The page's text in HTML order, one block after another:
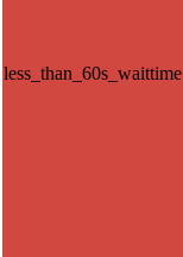
less_than_60s_waittime